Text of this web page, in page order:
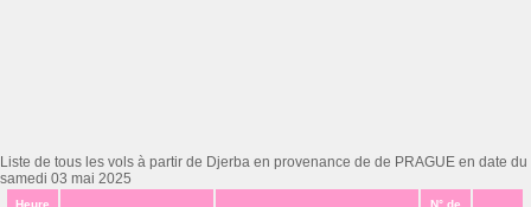
Liste de tous les vols à partir de Djerba en provenance de de PRAGUE en date du
samedi 03 mai 2025
Heure N° de